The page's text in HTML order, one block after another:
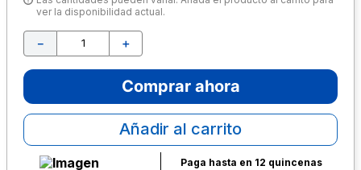
ver la disponibilidad actual.
＋
－
Comprar ahora
Añadir al carrito
Paga hasta en 12 quincenas